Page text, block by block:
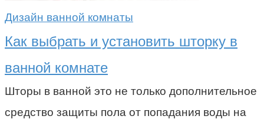
Дизайн ванной комнаты
Как выбрать и установить шторку в
ванной комнате
Шторы в ванной это не только дополнительное
средство защиты пола от попадания воды на